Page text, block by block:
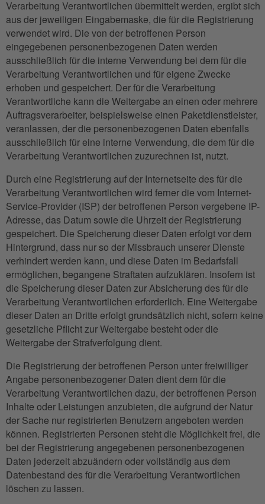
Verarbeitung Verantwortlichen übermittelt werden, ergibt sich
aus der jeweiligen Eingabemaske, die für die Registrierung
verwendet wird. Die von der betroffenen Person
eingegebenen personenbezogenen Daten werden
ausschließlich für die interne Verwendung bei dem für die
Verarbeitung Verantwortlichen und für eigene Zwecke
erhoben und gespeichert. Der für die Verarbeitung
Verantwortliche kann die Weitergabe an einen oder mehrere
Auftragsverarbeiter, beispielsweise einen Paketdienstleister,
veranlassen, der die personenbezogenen Daten ebenfalls
ausschließlich für eine interne Verwendung, die dem für die
Verarbeitung Verantwortlichen zuzurechnen ist, nutzt.
Durch eine Registrierung auf der Internetseite des für die
Verarbeitung Verantwortlichen wird ferner die vom Internet-
Service-Provider (ISP) der betroffenen Person vergebene IP-
Adresse, das Datum sowie die Uhrzeit der Registrierung
gespeichert. Die Speicherung dieser Daten erfolgt vor dem
Hintergrund, dass nur so der Missbrauch unserer Dienste
verhindert werden kann, und diese Daten im Bedarfsfall
ermöglichen, begangene Straftaten aufzuklären. Insofern ist
die Speicherung dieser Daten zur Absicherung des für die
Verarbeitung Verantwortlichen erforderlich. Eine Weitergabe
dieser Daten an Dritte erfolgt grundsätzlich nicht, sofern keine
gesetzliche Pflicht zur Weitergabe besteht oder die
Weitergabe der Strafverfolgung dient.
Die Registrierung der betroffenen Person unter freiwilliger
Angabe personenbezogener Daten dient dem für die
Verarbeitung Verantwortlichen dazu, der betroffenen Person
Inhalte oder Leistungen anzubieten, die aufgrund der Natur
der Sache nur registrierten Benutzern angeboten werden
können. Registrierten Personen steht die Möglichkeit frei, die
bei der Registrierung angegebenen personenbezogenen
Daten jederzeit abzuändern oder vollständig aus dem
Datenbestand des für die Verarbeitung Verantwortlichen
löschen zu lassen.